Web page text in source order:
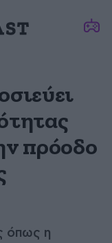
πρόοδο
όπως η